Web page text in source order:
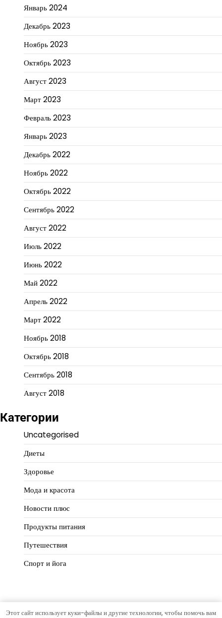
Январь 2024
Декабрь 2023
Ноябрь 2023
Октябрь 2023
Август 2023
Март 2023
Февраль 2023
Январь 2023
Декабрь 2022
Ноябрь 2022
Октябрь 2022
Сентябрь 2022
Август 2022
Июль 2022
Июнь 2022
Май 2022
Апрель 2022
Март 2022
Ноябрь 2018
Октябрь 2018
Сентябрь 2018
Август 2018
Категории
Uncategorised
Диеты
Здоровье
Мода и красота
Новости плюс
Продукты питания
Путешествия
Спорт и йога
Этот сайт использует куки-файлы и другие технологии, чтобы помочь вам